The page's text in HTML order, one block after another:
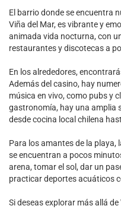
El barrio donde se encuentra
Viña del Mar, es vibrante y
animada vida nocturna, con
restaurantes y discotecas a
En los alrededores,
Además del casino, hay
música en vivo, como pubs y
gastronomía, hay una amplia
desde cocina local chilena
Para los amantes de la playa,
se encuentran a pocos
arena, tomar el sol, dar un
practicar deportes acuáticos
Si deseas explorar más allá